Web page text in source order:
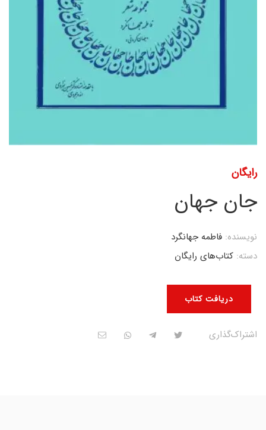
رایگان
جان جهان
دریافت کتاب
نویسنده: فاطمه جهانگرد
دسته: کتاب‌های رایگان
اشتراک‌گذاری